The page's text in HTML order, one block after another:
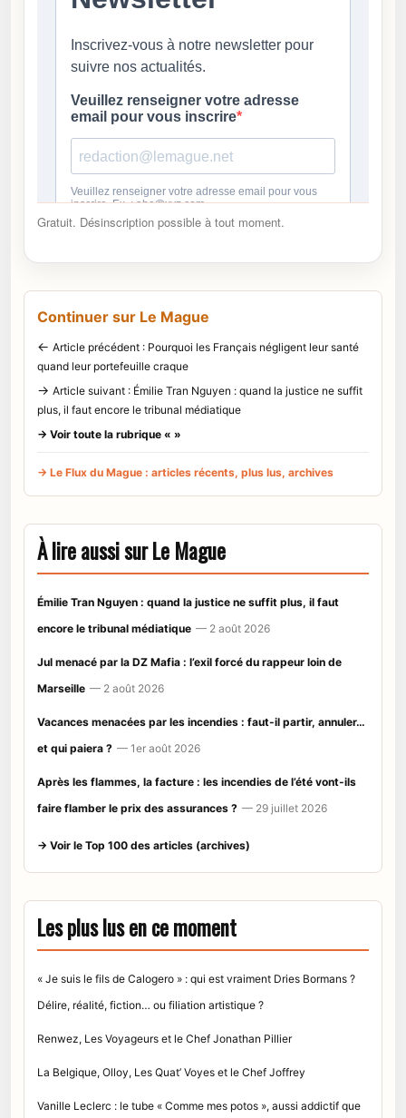
Gratuit. Désinscription possible à tout moment.
Continuer sur Le Mague
← Article précédent : Pourquoi les Français négligent leur santé
quand leur portefeuille craque
→ Article suivant : Émilie Tran Nguyen : quand la justice ne suffit
plus, il faut encore le tribunal médiatique
→ Voir toute la rubrique « »
→ Le Flux du Mague : articles récents, plus lus, archives
À lire aussi sur Le Mague
Émilie Tran Nguyen : quand la justice ne suffit plus, il faut
encore le tribunal médiatique — 2 août 2026
Jul menacé par la DZ Mafia : l’exil forcé du rappeur loin de
Marseille — 2 août 2026
Vacances menacées par les incendies : faut-il partir, annuler…
et qui paiera ? — 1er août 2026
Après les flammes, la facture : les incendies de l’été vont-ils
faire flamber le prix des assurances ? — 29 juillet 2026
→ Voir le Top 100 des articles (archives)
Les plus lus en ce moment
« Je suis le fils de Calogero » : qui est vraiment Dries Bormans ?
Délire, réalité, fiction… ou filiation artistique ?
Renwez, Les Voyageurs et le Chef Jonathan Pillier
La Belgique, Olloy, Les Quat’ Voyes et le Chef Joffrey
Vanille Leclerc : le tube « Comme mes potos », aussi addictif que